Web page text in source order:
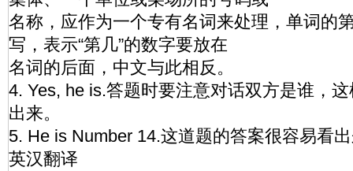
名称，应作为一个专有名词来处理，单词的
写，表示“第几”的数字要放在
名词的后面，中文与此相反。
4. Yes, he is.答题时要注意对话双方是谁，
出来。
5. He is Number 14.这道题的答案很容易看
英汉翻译